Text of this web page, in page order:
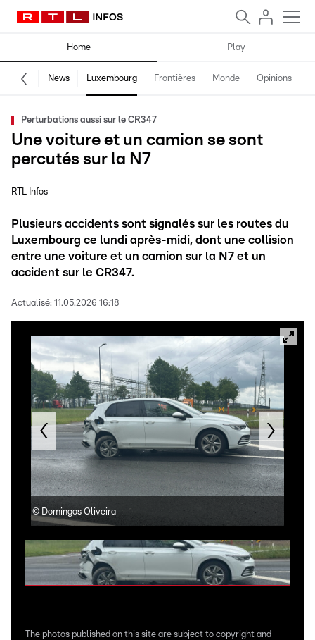
Home Play
News Luxembourg Frontières Monde Opinions
Perturbations aussi sur le CR347
Une voiture et un camion se sont
percutés sur la N7
RTL Infos
Plusieurs accidents sont signalés sur les routes du
Luxembourg ce lundi après-midi, dont une collision
entre une voiture et un camion sur la N7 et un
accident sur le CR347.
Actualisé: 11.05.2026 16:18
© Domingos Oliveira
The photos published on this site are subject to copyright and